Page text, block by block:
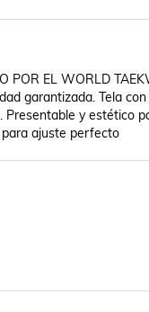
POR EL WORLD
garantizada. Tela
Presentable y estético
ajuste perfecto